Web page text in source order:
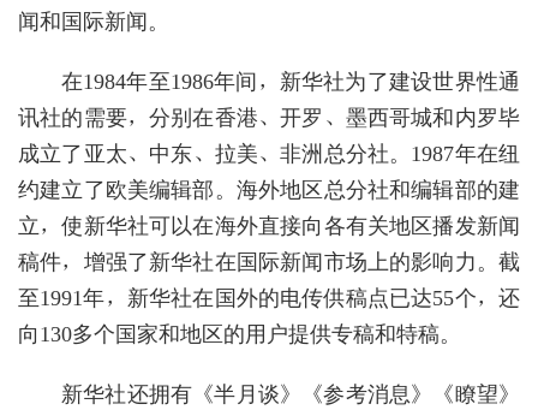
闻和国际新闻。
在1984年至1986年间，新华社为了建设世界性通
讯社的需要，分别在香港、开罗、墨西哥城和内罗毕
成立了亚太、中东、拉美、非洲总分社。1987年在纽
约建立了欧美编辑部。海外地区总分社和编辑部的建
立，使新华社可以在海外直接向各有关地区播发新闻
稿件，增强了新华社在国际新闻市场上的影响力。截
至1991年，新华社在国外的电传供稿点已达55个，还
向130多个国家和地区的用户提供专稿和特稿。
新华社还拥有《半月谈》《参考消息》《瞭望》